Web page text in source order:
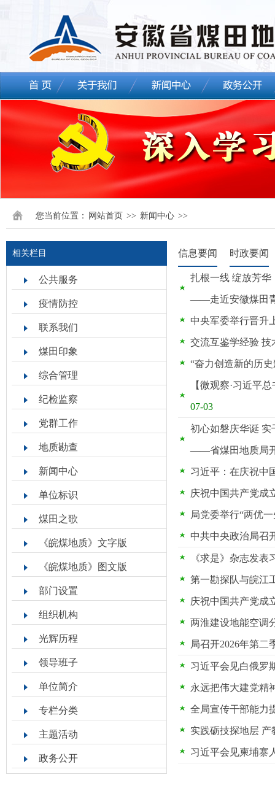
您当前位置： 网站首页 >> 新闻中心 >>
相关栏目
公共服务
疫情防控
联系我们
煤田印象
综合管理
纪检监察
党群工作
地质勘查
新闻中心
单位标识
煤田之歌
《皖煤地质》文字版
《皖煤地质》图文版
部门设置
组织机构
光辉历程
领导班子
单位简介
专栏分类
主题活动
政务公开
信息要闻 时政要闻
扎根一线 绽放芳华
——走近安徽煤田
中央军委举行晋升
交流互鉴学经验
“奋力创造新的历
【微观察·习近平
07-03
初心如磐庆华诞 实
——省煤田地质局
习近平：在庆祝中
庆祝中国共产党成
局党委举行“两优
中共中央政治局召
《求是》杂志发
第一勘探队与皖江
庆祝中国共产党成
两淮建设地能空调
局召开2026年第二
习近平会见白俄罗
永远把伟大建党精
全局宣传干部能力
实践砺技探地层
习近平会见柬埔寨